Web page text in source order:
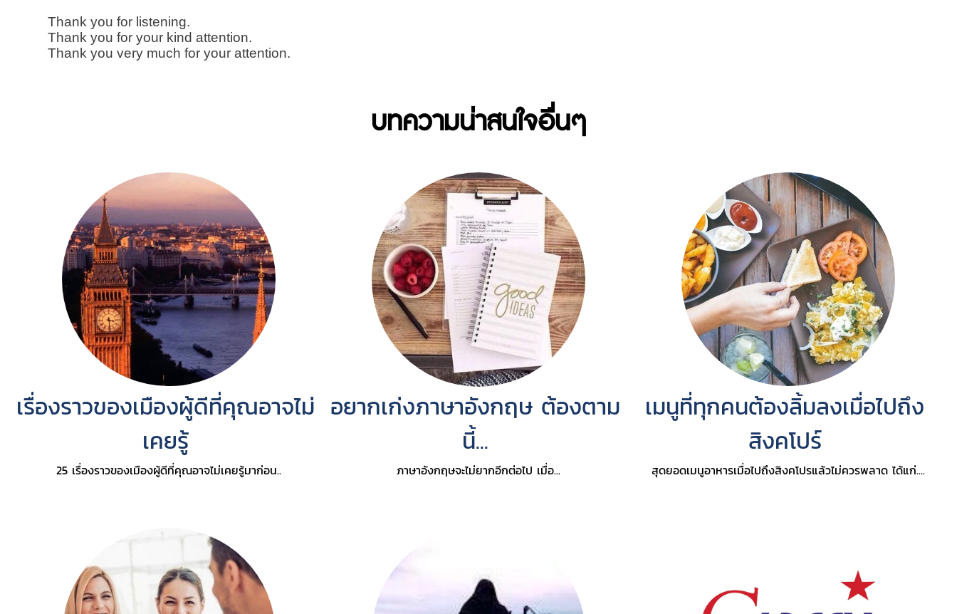
Thank you for listening.
Thank you for your kind attention.
Thank you very much for your attention.
บทความน่าสนใจอื่นๆ
เรื่องราวของเมืองผู้ดีที่คุณอาจไม่
เคยรู้
25 เรื่องราวของเมืองผู้ดีที่คุณอาจไม่เคยรู้มาก่อน..
อยากเก่งภาษาอังกฤษ ต้องตาม
นี้...
ภาษาอังกฤษจะไม่ยากอีกต่อไป เมื่อ...
เมนูที่ทุกคนต้องลิ้มลงเมื่อไปถึง
สิงคโปร์
สุดยอดเมนูอาหารเมื่อไปถึงสิงคโปรแล้วไม่ควรพลาด ได้แก่....